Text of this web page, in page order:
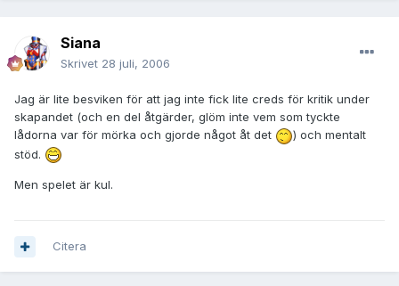
Siana
Skrivet 28 juli, 2006
Jag är lite besviken för att jag inte fick lite creds för kritik under
skapandet (och en del åtgärder, glöm inte vem som tyckte
lådorna var för mörka och gjorde något åt det
) och mentalt
stöd.
Men spelet är kul.
Citera